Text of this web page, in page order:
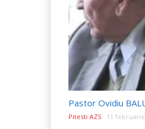
Pastor Ovidiu
Pitesti AZS 11